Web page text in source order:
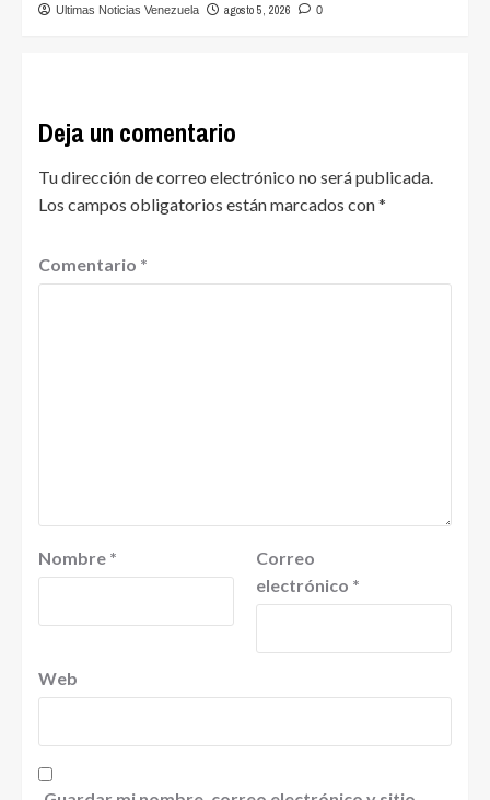
Ultimas Noticias Venezuela agosto 5, 2026 0
Deja un comentario
Tu dirección de correo electrónico no será publicada.
Los campos obligatorios están marcados con*
Comentario *
Nombre *
Correo
electrónico *
Web